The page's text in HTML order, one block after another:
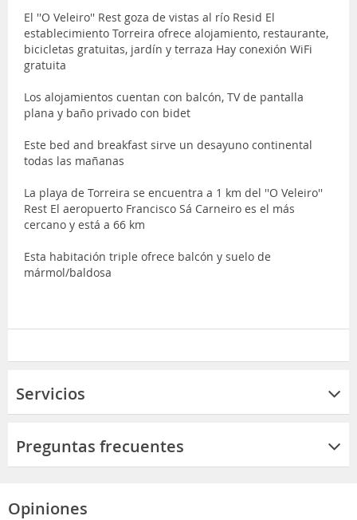
El ''O Veleiro'' Rest goza de vistas al río Resid El
establecimiento Torreira ofrece alojamiento, restaurante,
bicicletas gratuitas, jardín y terraza Hay conexión WiFi
gratuita
Los alojamientos cuentan con balcón, TV de pantalla
plana y baño privado con bidet
Este bed and breakfast sirve un desayuno continental
todas las mañanas
La playa de Torreira se encuentra a 1 km del ''O Veleiro''
Rest El aeropuerto Francisco Sá Carneiro es el más
cercano y está a 66 km
Esta habitación triple ofrece balcón y suelo de
mármol/baldosa
Servicios
Preguntas frecuentes
Opiniones